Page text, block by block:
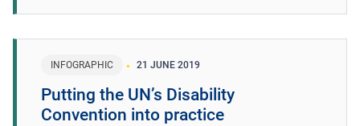
INFOGRAPHIC 21 JUNE 2019
Putting the UN’s Disability
Convention into practice